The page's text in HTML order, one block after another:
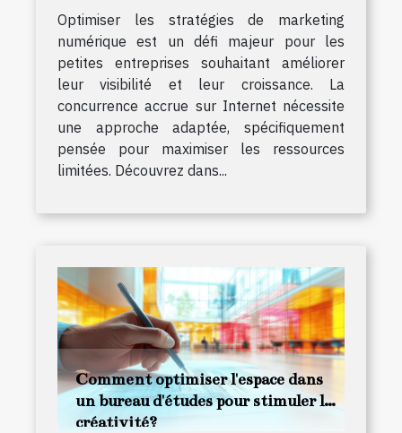
Optimiser les stratégies de marketing
numérique est un défi majeur pour les
petites entreprises souhaitant améliorer
leur visibilité et leur croissance. La
concurrence accrue sur Internet nécessite
une approche adaptée, spécifiquement
pensée pour maximiser les ressources
limitées. Découvrez dans...
Comment optimiser l'espace dans
un bureau d'études pour stimuler la
créativité?